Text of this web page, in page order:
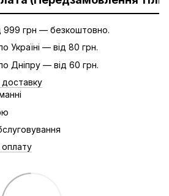
999 грн — безкоштовно.
— від 80 грн.
Дніпру — від 60 грн.
доставку
оплату